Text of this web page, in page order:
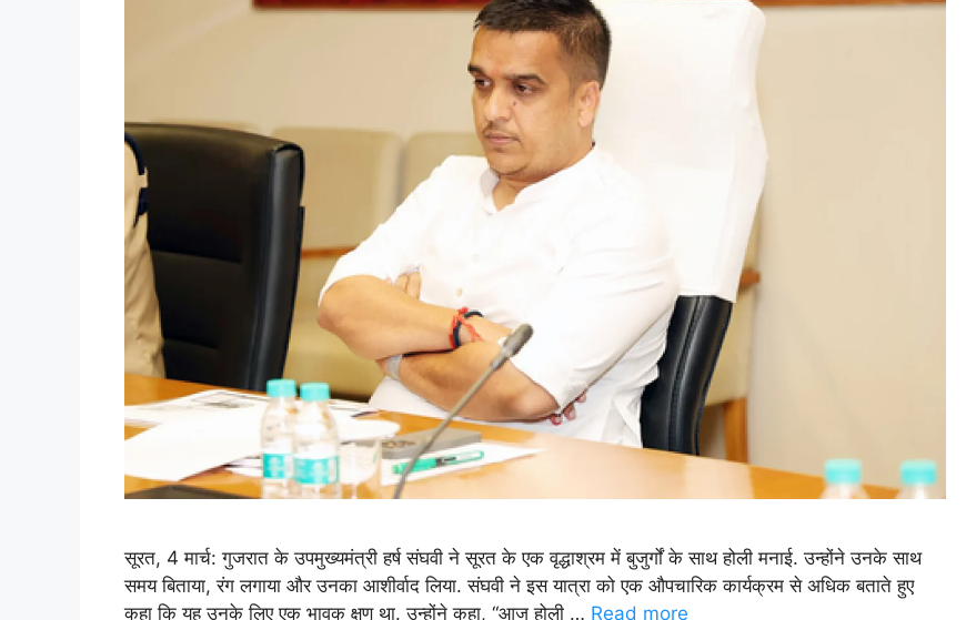
सूरत, 4 मार्च: गुजरात के उपमुख्यमंत्री हर्ष संघवी ने सूरत के एक वृद्धाश्रम में बुजुर्गों के साथ होली मनाई. उन्होंने उनके साथ
समय बिताया, रंग लगाया और उनका आशीर्वाद लिया. संघवी ने इस यात्रा को एक औपचारिक कार्यक्रम से अधिक बताते हुए
कहा कि यह उनके लिए एक भावुक क्षण था. उन्होंने कहा, “आज होली … Read more